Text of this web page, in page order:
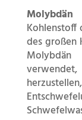
Molybdän
Kohlenstoff
des großen